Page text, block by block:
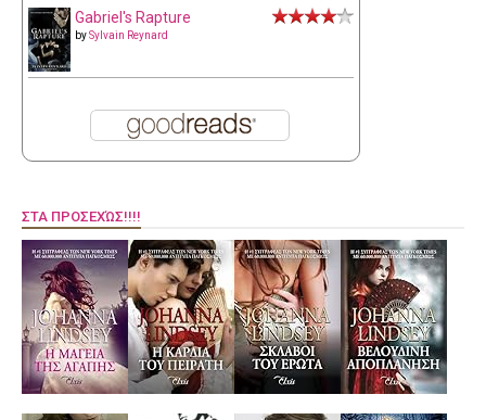
Gabriel's Rapture
bySylvain Reynard
ΣΤΑ ΠΡΟΣΕΧΏΣ!!!!